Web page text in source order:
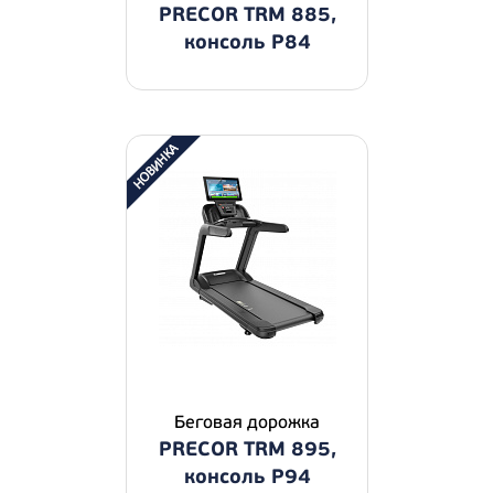
PRECOR TRM 885,
консоль P84
Беговая дорожка
PRECOR TRM 895,
консоль P94